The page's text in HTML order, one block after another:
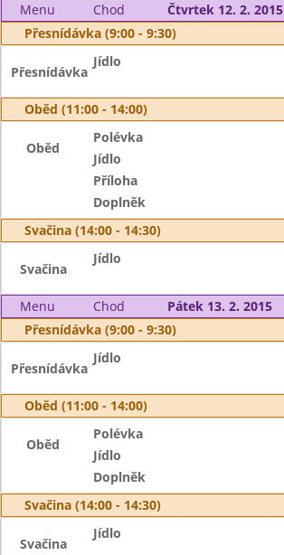
Menu Chod
Čtvrtek 12. 2. 2015
Přesnídávka (9:00 - 9:30)
Přesnídávka
Jídlo
Oběd (11:00 - 14:00)
Oběd
Polévka
Jídlo
Příloha
Doplněk
Svačina (14:00 - 14:30)
Svačina
Jídlo
Menu Chod
Pátek 13. 2. 2015
Přesnídávka (9:00 - 9:30)
Přesnídávka
Jídlo
Oběd (11:00 - 14:00)
Oběd
Polévka
Jídlo
Doplněk
Svačina (14:00 - 14:30)
Svačina
Jídlo